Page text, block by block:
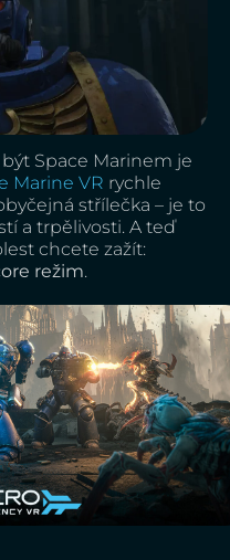
Space Marinem je
Marine VR rychle
střílečka – je to
a trpělivosti. A teď
chcete zažít:
režim.